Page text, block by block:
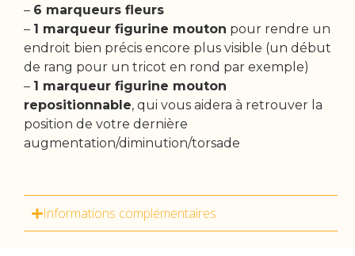
– 6 marqueurs fleurs
– 1 marqueur figurine mouton pour rendre un
endroit bien précis encore plus visible (un début
de rang pour un tricot en rond par exemple)
– 1 marqueur figurine mouton
repositionnable, qui vous aidera à retrouver la
position de votre dernière
augmentation/diminution/torsade
Informations complémentaires